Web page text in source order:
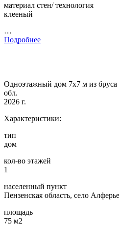
материал стен/ технология
клееный
…
Подробнее
Одноэтажный дом 7х7 м из бруса
обл.
2026 г.
Характеристики:
тип
дом
кол-во этажей
1
населенный пункт
Пензенская область, село
площадь
75 м2